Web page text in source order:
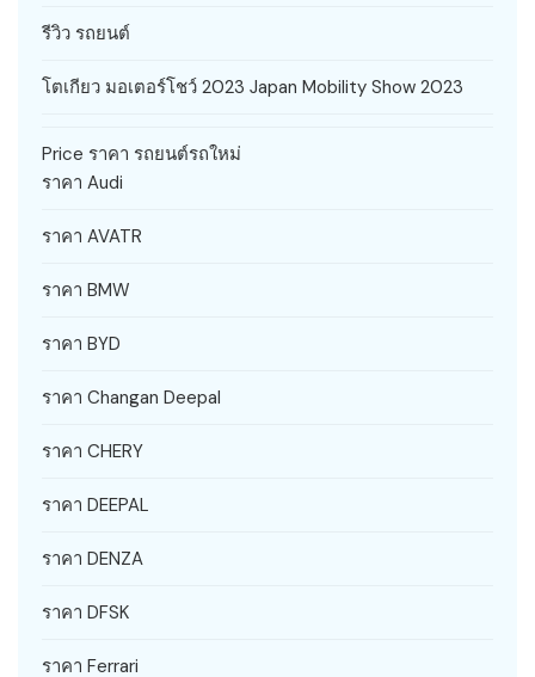
รีวิว รถยนต์
โตเกียว มอเตอร์โชว์ 2023 Japan Mobility Show 2023
Price ราคา รถยนต์รถใหม่
ราคา Audi
ราคา AVATR
ราคา BMW
ราคา BYD
ราคา Changan Deepal
ราคา CHERY
ราคา DEEPAL
ราคา DENZA
ราคา DFSK
ราคา Ferrari